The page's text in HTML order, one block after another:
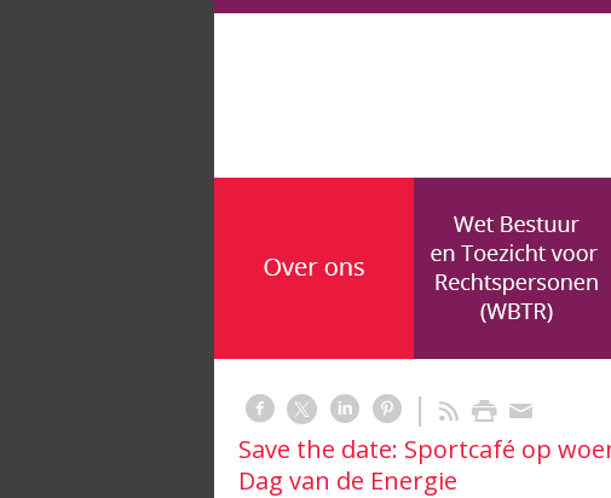
Save the date: Sportcafé op
Dag van de Energie